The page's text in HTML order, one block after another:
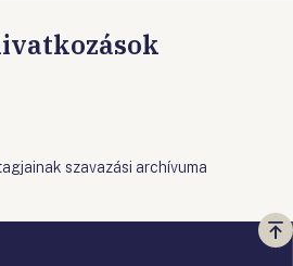
szavazási archívuma
a